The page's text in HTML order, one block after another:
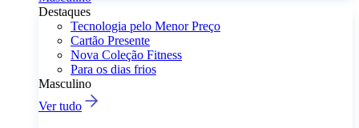
Destaques
Tecnologia pelo Menor Preço
Cartão Presente
Nova Coleção Fitness
Para os dias frios
Masculino
Ver tudo